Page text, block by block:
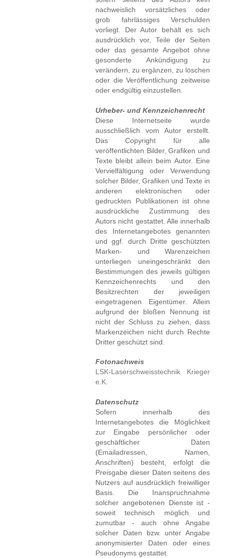
nachweislich vorsätzliches oder
grob fahrlässiges Verschulden
vorliegt. Der Autor behält es sich
ausdrücklich vor, Teile der Seiten
oder das gesamte Angebot ohne
gesonderte Ankündigung zu
verändern, zu ergänzen, zu löschen
oder die Veröffentlichung zeitweise
oder endgültig einzustellen.
Urheber- und Kennzeichenrecht
Diese Internetseite wurde
ausschließlich vom Autor erstellt.
Das Copyright für alle
veröffentlichten Bilder, Grafiken und
Texte bleibt allein beim Autor. Eine
Vervielfältigung oder Verwendung
solcher Bilder, Grafiken und Texte in
anderen elektronischen oder
gedruckten Publikationen ist ohne
ausdrückliche Zustimmung des
Autors nicht gestattet. Alle innerhalb
des Internetangebotes genannten
und ggf. durch Dritte geschützten
Marken- und Warenzeichen
unterliegen uneingeschränkt den
Bestimmungen des jeweils gültigen
Kennzeichenrechts und den
Besitzrechten der jeweiligen
eingetragenen Eigentümer. Allein
aufgrund der bloßen Nennung ist
nicht der Schluss zu ziehen, dass
Markenzeichen nicht durch Rechte
Dritter geschützt sind.
Fotonachweis
LSK-Laserschweisstechnik Krieger
e.K.
Datenschutz
Sofern innerhalb des
Internetangebotes die Möglichkeit
zur Eingabe persönlicher oder
geschäftlicher Daten
(Emailadressen, Namen,
Anschriften) besteht, erfolgt die
Preisgabe dieser Daten seitens des
Nutzers auf ausdrücklich freiwilliger
Basis. Die Inanspruchnahme
solcher angebotenen Dienste ist -
soweit technisch möglich und
zumutbar - auch ohne Angabe
solcher Daten bzw. unter Angabe
anonymisierter Daten oder eines
Pseudonyms gestattet.